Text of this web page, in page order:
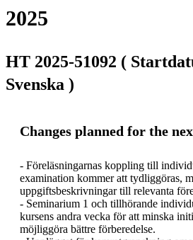
2025
HT 2025-51092 (
Svenska )
Changes planned for the
- Föreläsningarnas koppling till
examination kommer att tydliggöras,
uppgiftsbeskrivningar till relevanta
- Seminarium 1 och tillhörande
kursens andra vecka för att minska
möjliggöra bättre förberedelse.